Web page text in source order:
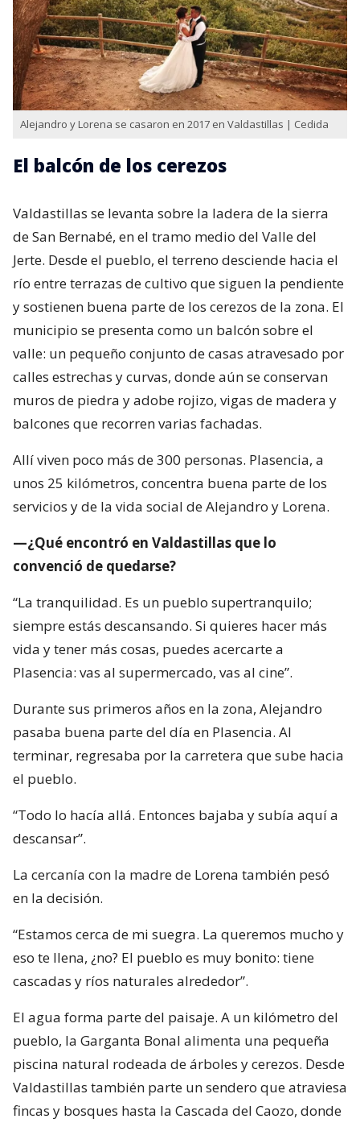
Alejandro y Lorena se casaron en 2017 en Valdastillas | Cedida
El balcón de los cerezos
Valdastillas se levanta sobre la ladera de la sierra
de San Bernabé, en el tramo medio del Valle del
Jerte. Desde el pueblo, el terreno desciende hacia el
río entre terrazas de cultivo que siguen la pendiente
y sostienen buena parte de los cerezos de la zona. El
municipio se presenta como un balcón sobre el
valle: un pequeño conjunto de casas atravesado por
calles estrechas y curvas, donde aún se conservan
muros de piedra y adobe rojizo, vigas de madera y
balcones que recorren varias fachadas.
Allí viven poco más de 300 personas. Plasencia, a
unos 25 kilómetros, concentra buena parte de los
servicios y de la vida social de Alejandro y Lorena.
—¿Qué encontró en Valdastillas que lo
convenció de quedarse?
“La tranquilidad. Es un pueblo supertranquilo;
siempre estás descansando. Si quieres hacer más
vida y tener más cosas, puedes acercarte a
Plasencia: vas al supermercado, vas al cine”.
Durante sus primeros años en la zona, Alejandro
pasaba buena parte del día en Plasencia. Al
terminar, regresaba por la carretera que sube hacia
el pueblo.
“Todo lo hacía allá. Entonces bajaba y subía aquí a
descansar”.
La cercanía con la madre de Lorena también pesó
en la decisión.
“Estamos cerca de mi suegra. La queremos mucho y
eso te llena, ¿no? El pueblo es muy bonito: tiene
cascadas y ríos naturales alrededor”.
El agua forma parte del paisaje. A un kilómetro del
pueblo, la Garganta Bonal alimenta una pequeña
piscina natural rodeada de árboles y cerezos. Desde
Valdastillas también parte un sendero que atraviesa
fincas y bosques hasta la Cascada del Caozo, donde